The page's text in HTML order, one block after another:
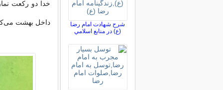
خدا دو ركعت
داخل بهشت
شرح شهادت امام رضا
(ع) در منابع اسلامي